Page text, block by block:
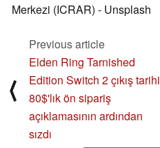
Merkezi (ICRAR) - Unsplash
⟨
Previous article
Elden Ring Tarnished
Edition Switch 2 çıkış tarihi
80$'lık ön sipariş
açıklamasının ardından
sızdı